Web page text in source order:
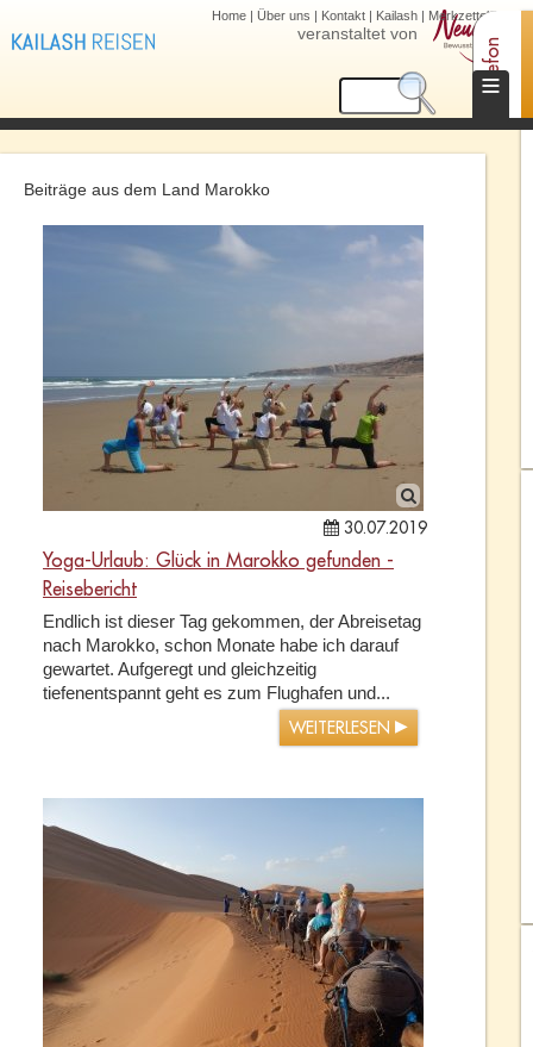
veranstaltet von
Home | Über uns | Kontakt | Kailash | Merkzettel (0)
≡
Beiträge aus dem Land Marokko
30.07.2019
Yoga-Urlaub: Glück in Marokko gefunden -
Reisebericht
Endlich ist dieser Tag gekommen, der Abreisetag
nach Marokko, schon Monate habe ich darauf
gewartet. Aufgeregt und gleichzeitig
tiefenentspannt geht es zum Flughafen und...
WEITERLESEN
Telefon